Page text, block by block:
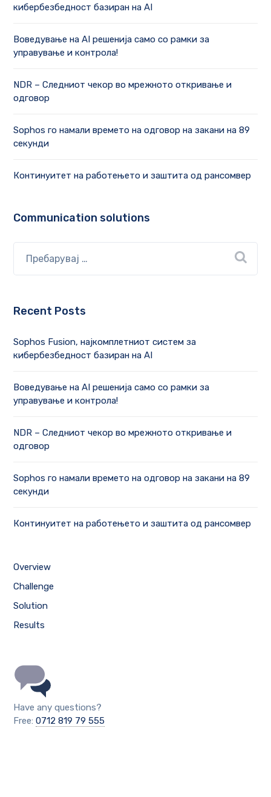
кибербезбедност базиран на AI
Воведување на AI решенија само со рамки за
управување и контрола!
NDR – Следниот чекор во мрежното откривање и
одговор
Sophos го намали времето на одговор на закани на 89
секунди
Континуитет на работењето и заштита од рансомвер
Communication solutions
Recent Posts
Sophos Fusion, најкомплетниот систем за
кибербезбедност базиран на AI
Воведување на AI решенија само со рамки за
управување и контрола!
NDR – Следниот чекор во мрежното откривање и
одговор
Sophos го намали времето на одговор на закани на 89
секунди
Континуитет на работењето и заштита од рансомвер
Overview
Challenge
Solution
Results
Have any questions?
Free:0712 819 79 555